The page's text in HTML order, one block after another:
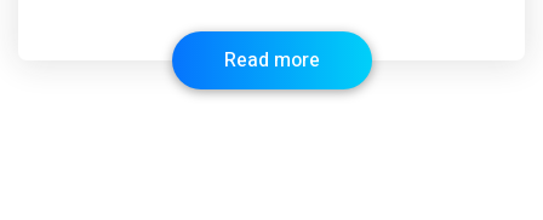
Read more